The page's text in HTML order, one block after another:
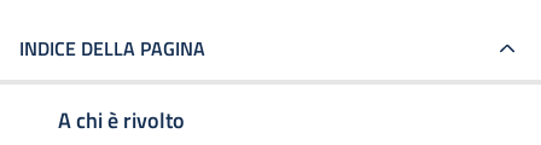
INDICE DELLA PAGINA
A chi è rivolto